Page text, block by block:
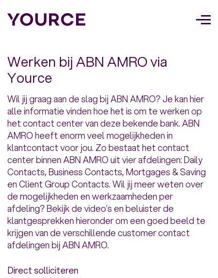
Werken bij ABN AMRO via
Yource
Wil jij graag aan de slag bij ABN AMRO? Je kan hier
alle informatie vinden hoe het is om te werken op
het contact center van deze bekende bank. ABN
AMRO heeft enorm veel mogelijkheden in
klantcontact voor jou. Zo bestaat het contact
center binnen ABN AMRO uit vier afdelingen: Daily
Contacts, Business Contacts, Mortgages & Saving
en Client Group Contacts. Wil jij meer weten over
de mogelijkheden en werkzaamheden per
afdeling? Bekijk de video’s en beluister de
klantgesprekken hieronder om een goed beeld te
krijgen van de verschillende customer contact
afdelingen bij ABN AMRO.
Direct solliciteren